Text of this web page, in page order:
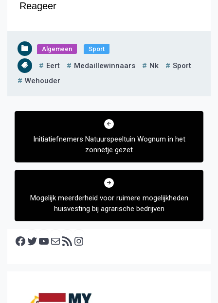
Reageer
Algemeen Sport
Eert Medaillewinnaars Nk
Sport
Wehouder
Bericht
Initiatiefnemers Natuurspeeltuin Wognum in het
zonnetje gezet
Mogelijk meerderheid voor ruimere mogelijkheden
huisvesting bij agrarische bedrijven
Facebook Twitter YouTube E-mail RSS feed